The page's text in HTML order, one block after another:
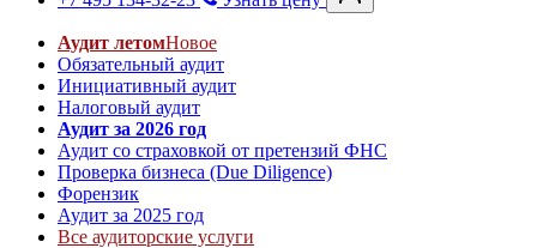
Аудит летомНовое
Обязательный аудит
Инициативный аудит
Налоговый аудит
Аудит за 2026 год
Аудит со страховкой от претензий ФНС
Проверка бизнеса (Due Diligence)
Форензик
Аудит за 2025 год
Все аудиторские услуги